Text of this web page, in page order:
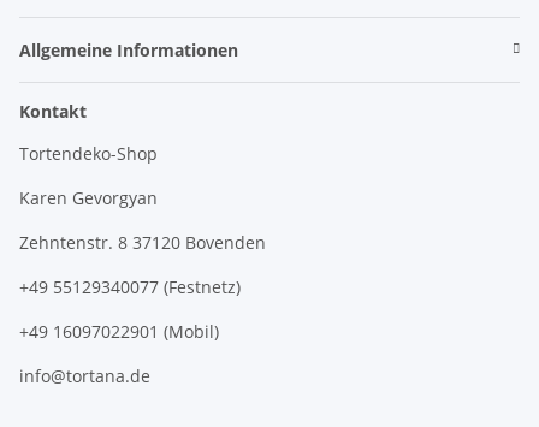
Allgemeine Informationen
Kontakt
Tortendeko-Shop
Karen Gevorgyan
Zehntenstr. 8 37120 Bovenden
+49 55129340077 (Festnetz)
+49 16097022901 (Mobil)
info@tortana.de